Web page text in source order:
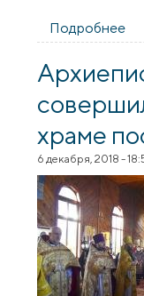
Подробнее
храме
6 декабря, 2018 -